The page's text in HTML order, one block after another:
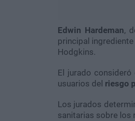
Edwin Hardeman,
principal
Hodgkins.
El jurado
usuarios del riesgo
Los jurados
sanitarias sobre los